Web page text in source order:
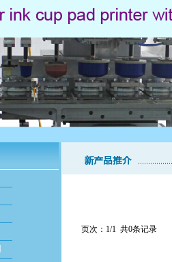
页次：1/1 共0条记录